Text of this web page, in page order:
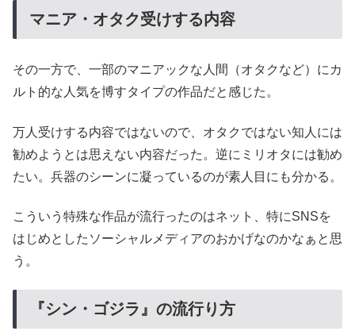
マニア・オタク受けする内容
その一方で、一部のマニアックな人間（オタクなど）にカ
ルト的な人気を博すタイプの作品だと感じた。
万人受けする内容ではないので、オタクではない知人には
勧めようとは思えない内容だった。逆にミリオタには勧め
たい。兵器のシーンに凝っているのが素人目にも分かる。
こういう特殊な作品が流行ったのはネット、特にSNSを
はじめとしたソーシャルメディアのおかげなのかなぁと思
う。
『シン・ゴジラ』の流行り方